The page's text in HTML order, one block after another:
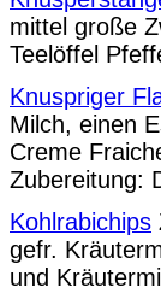
mittel große
Teelöffel
Knuspriger
Milch, einen
Creme
Zubereitung:
Kohlrabichips
gefr.
und